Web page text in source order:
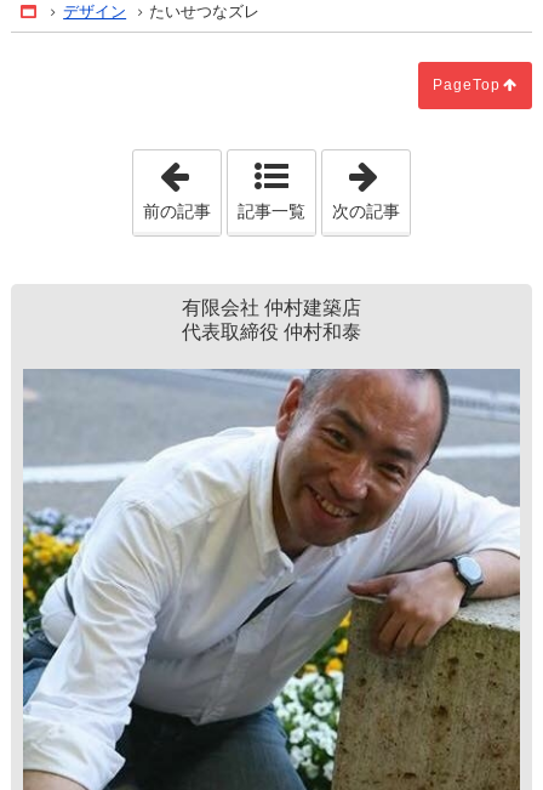
Home
デザイン たいせつなズレ
PageTop
「おもいつきは妄想」
前の記事 記事一覧 次の記事
有限会社 仲村建築店
代表取締役 仲村和泰